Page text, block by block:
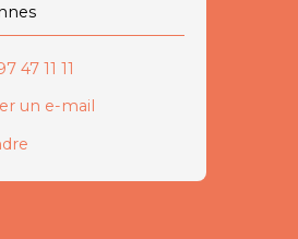
47 11 11
un e-mail